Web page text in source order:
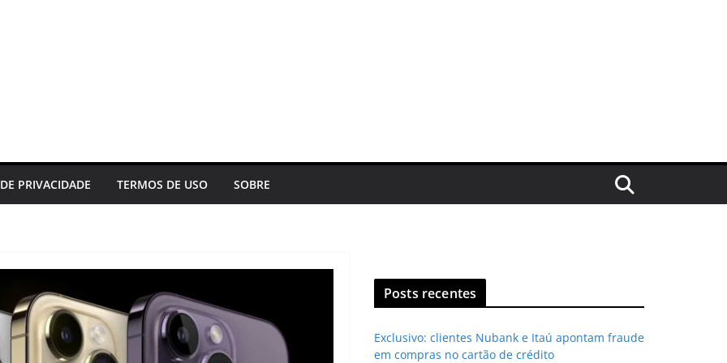
PRIVACIDADE TERMOS DE USO SOBRE
Posts recentes
Exclusivo: clientes Nubank e Itaú apontam fraude
em compras no cartão de crédito